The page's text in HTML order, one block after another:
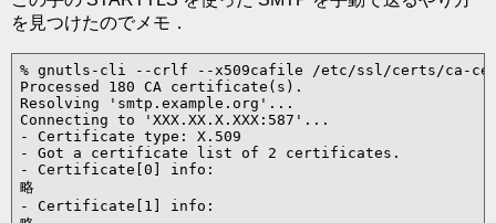
を見つけたのでメモ．
% gnutls-cli --crlf --x509cafile /etc/ssl/certs/ca-
Processed 180 CA certificate(s).
Resolving 'smtp.example.org'...
Connecting to 'XXX.XX.X.XXX:587'...
- Certificate type: X.509
- Got a certificate list of 2 certificates.
- Certificate[0] info:
略
- Certificate[1] info: